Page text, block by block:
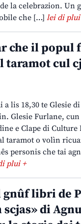
la celebrazion. Un
che […] lei di plui
che il popul
taramot cul
a lis 18,30 te Glesie
Glesie Furlane,
e Clape di Culture
taramot o volìn
personis che tai
plui +
gnûf libri de
scjas» di